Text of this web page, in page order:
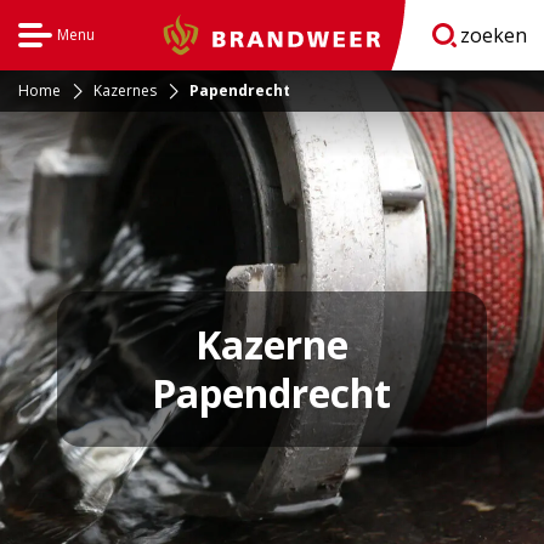
Menu Brandweer zoeken
Home Kazernes Papendrecht
Kazerne
Papendrecht